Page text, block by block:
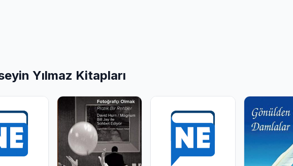
Yılmaz Kitapları